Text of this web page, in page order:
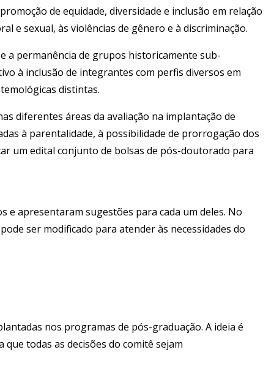
de equidade, diversidade e inclusão em relação
e sexual, às violências de gênero e à discriminação.
a permanência de grupos historicamente sub-
à inclusão de integrantes com perfis diversos em
distintas.
diferentes áreas da avaliação na implantação de
à parentalidade, à possibilidade de prorrogação dos
um edital conjunto de bolsas de pós-doutorado para
e apresentaram sugestões para cada um deles. No
ser modificado para atender às necessidades do
nos programas de pós-graduação. A ideia é
todas as decisões do comitê sejam